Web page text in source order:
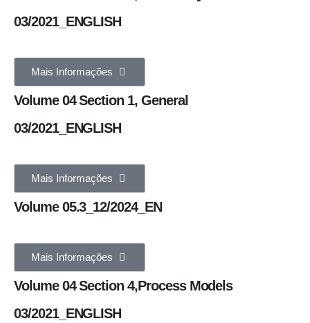
03/2021_ENGLISH
Mais Informações
Volume 04 Section 1, General
03/2021_ENGLISH
Mais Informações
Volume 05.3_12/2024_EN
Mais Informações
Volume 04 Section 4,Process Models
03/2021_ENGLISH